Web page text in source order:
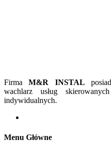
FirmaM&R INSTAL
wachlarz usług
indywidualnych.
Menu Główne